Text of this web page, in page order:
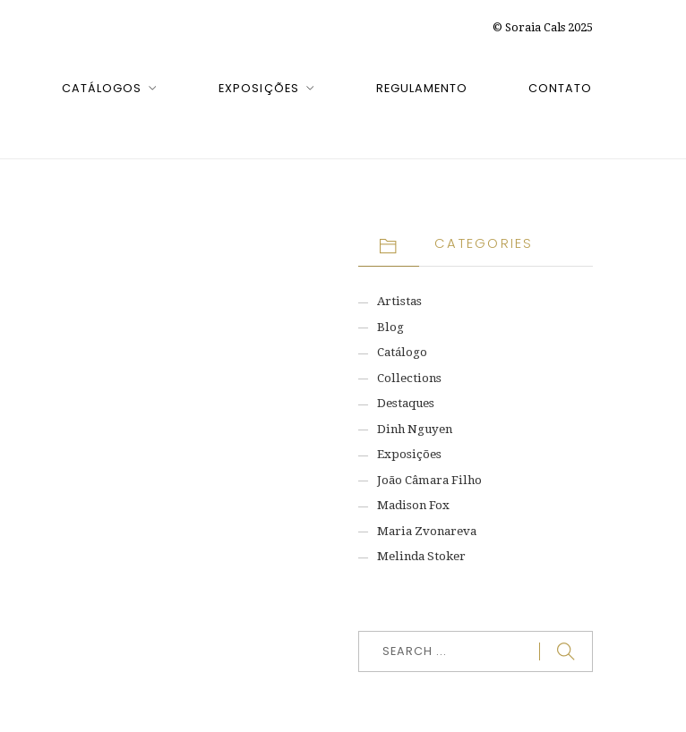
© Soraia Cals 2025
CATÁLOGOS EXPOSIÇÕES REGULAMENTO CONTATO
CATEGORIES
Artistas
Blog
Catálogo
Collections
Destaques
Dinh Nguyen
Exposições
João Câmara Filho
Madison Fox
Maria Zvonareva
Melinda Stoker